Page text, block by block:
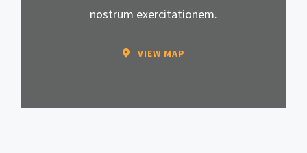
nostrum exercitationem.
VIEW MAP